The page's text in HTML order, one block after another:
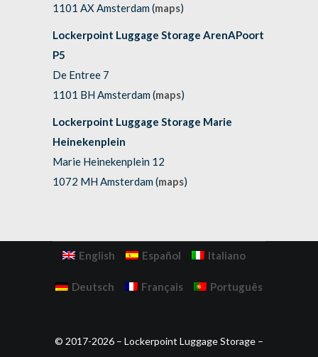
1101 AX Amsterdam (maps)
Lockerpoint Luggage Storage ArenAPoort
P5
De Entree 7
1101 BH Amsterdam (maps)
Lockerpoint Luggage Storage Marie
Heinekenplein
Marie Heinekenplein 12
1072 MH Amsterdam (maps)
English Español Italiano
Deutsch Français Português
© 2017-2026 – Lockerpoint Luggage Storage –